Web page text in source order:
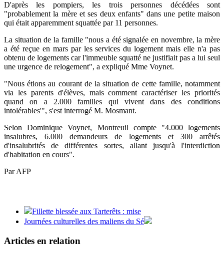
D'après les pompiers, les trois personnes décédées sont
"probablement la mère et ses deux enfants" dans une petite maison
qui était apparemment squattée par 11 personnes.
La situation de la famille "nous a été signalée en novembre, la mère
a été reçue en mars par les services du logement mais elle n'a pas
obtenu de logements car l'immeuble squatté ne justifiait pas a lui seul
une urgence de relogement", a expliqué Mme Voynet.
"Nous étions au courant de la situation de cette famille, notamment
via les parents d'élèves, mais comment caractériser les priorités
quand on a 2.000 familles qui vivent dans des conditions
intolérables'", s'est interrogé M. Mosmant.
Selon Dominique Voynet, Montreuil compte "4.000 logements
insalubres, 6.000 demandeurs de logements et 300 arrêtés
d'insalubrités de différentes sortes, allant jusqu'à l'interdiction
d'habitation en cours".
Par AFP
Fillette blessée aux Tarterêts : mise
Journées culturelles des maliens du Sé
Articles en relation